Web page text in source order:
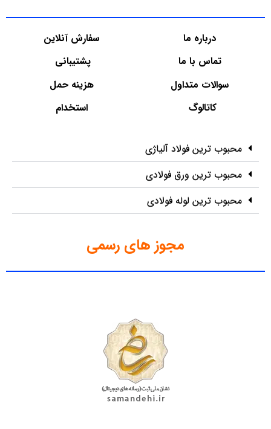
درباره ما
تماس با ما
سوالات متداول
کاتالوگ
سفارش آنلاین
پشتیبانی
هزینه حمل
استخدام
محبوب ترین فولاد آلیاژی
محبوب ترین ورق فولادی
محبوب ترین لوله فولادی
مجوز های رسمی